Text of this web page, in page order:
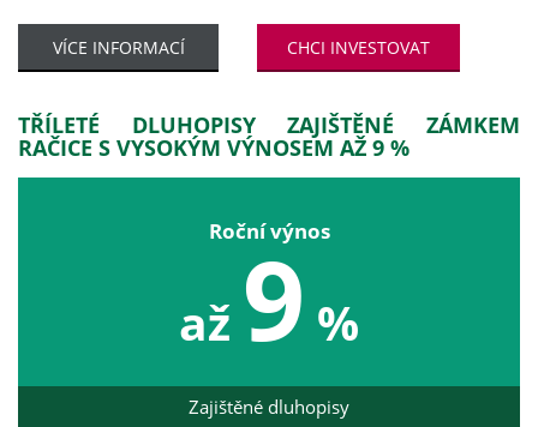
VÍCE INFORMACÍ CHCI INVESTOVAT
TŘÍLETÉ DLUHOPISY ZAJIŠTĚNÉ ZÁMKEM
RAČICE S VYSOKÝM VÝNOSEM AŽ 9 %
Roční výnos
až 9 %
Zajištěné dluhopisy